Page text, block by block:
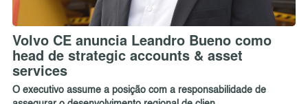
Volvo CE anuncia Leandro Bueno como
head de strategic accounts & asset
services
O executivo assume a posição com a responsabilidade de